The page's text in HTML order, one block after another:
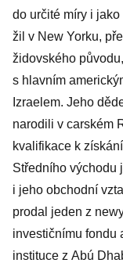
do určité míry i
žil v New Yorku,
židovského
s hlavním
Izraelem. Jeho
narodili v carském
kvalifikace k
Středního východu
i jeho obchodní
prodal jeden z
investičnímu fondu
instituce z Abú